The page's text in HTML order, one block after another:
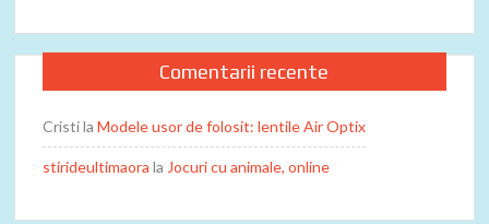
Comentarii recente
CristilaModele usor de folosit: lentile Air Optix
stirideultimaora la Jocuri cu animale, online